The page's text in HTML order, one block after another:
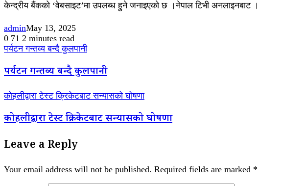
केन्द्रीय बैंकको ‘वेबसाइट’मा उपलब्ध हुने जनाइएको छ ।नेपाल टिभी अनलाइनबाट ।
adminMay 13, 2025
0 71 2 minutes read
पर्यटन गन्तव्य बन्दै कुलपानी
पर्यटन गन्तव्य बन्दै कुलपानी
कोहलीद्वारा टेस्ट क्रिकेटबाट सन्यासको घोषणा
कोहलीद्वारा टेस्ट क्रिकेटबाट सन्यासको घोषणा
Leave a Reply
Your email address will not be published. Required fields are marked *